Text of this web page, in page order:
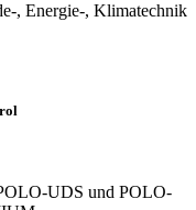
, Energie-, Klimatechnik
UDS und POLO-